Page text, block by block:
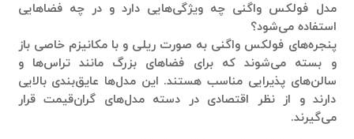
مدل فولکس واگنی چه ویژگی‌هایی دارد و در چه فضاهایی
استفاده می‌شود؟
پنجره‌های فولکس واگنی به صورت ریلی و با مکانیزم خاصی باز
و بسته می‌شوند که برای فضاهای بزرگ مانند تراس‌ها و
سالن‌های پذیرایی مناسب هستند. این مدل‌ها عایق‌بندی بالایی
دارند و از نظر اقتصادی در دسته مدل‌های گران‌قیمت قرار
می‌گیرند.